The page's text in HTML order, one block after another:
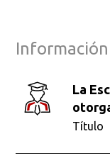
La Escuela Colombiana de Ingeniería
Título